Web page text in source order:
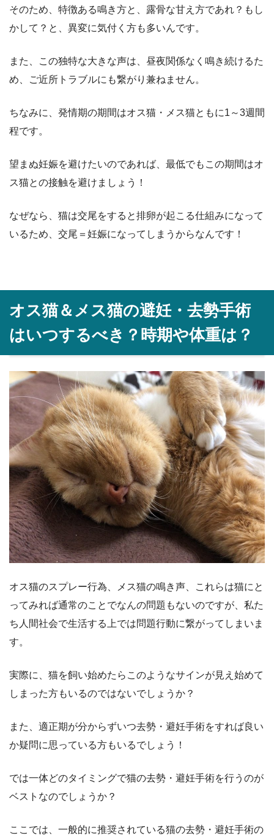
そのため、特徴ある鳴き方と、露骨な甘え方であれ？もし
かして？と、異変に気付く方も多いんです。
また、この独特な大きな声は、昼夜関係なく鳴き続けるた
め、ご近所トラブルにも繋がり兼ねません。
ちなみに、発情期の期間はオス猫・メス猫ともに1～3週間
程です。
望まぬ妊娠を避けたいのであれば、最低でもこの期間はオ
ス猫との接触を避けましょう！
なぜなら、猫は交尾をすると排卵が起こる仕組みになって
いるため、交尾＝妊娠になってしまうからなんです！
オス猫＆メス猫の避妊・去勢手術
はいつするべき？時期や体重は？
オス猫のスプレー行為、メス猫の鳴き声、これらは猫にと
ってみれば通常のことでなんの問題もないのですが、私た
ち人間社会で生活する上では問題行動に繋がってしまいま
す。
実際に、猫を飼い始めたらこのようなサインが見え始めて
しまった方もいるのではないでしょうか？
また、適正期が分からずいつ去勢・避妊手術をすれば良い
か疑問に思っている方もいるでしょう！
では一体どのタイミングで猫の去勢・避妊手術を行うのが
ベストなのでしょうか？
ここでは、一般的に推奨されている猫の去勢・避妊手術の